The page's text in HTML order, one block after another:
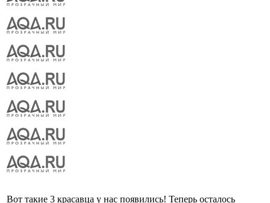
Вот такие 3 красавца у нас появились! Теперь осталось